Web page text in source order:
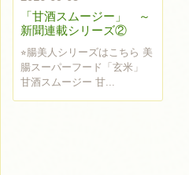
「甘酒スムージー」 ～
新聞連載シリーズ②
⭐︎腸美人シリーズはこちら 美
腸スーパーフード「玄米」
甘酒スムージー 甘...